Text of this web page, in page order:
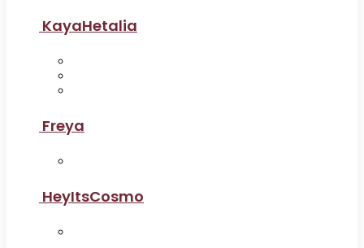
KayaHetalia
Freya
HeyItsCosmo